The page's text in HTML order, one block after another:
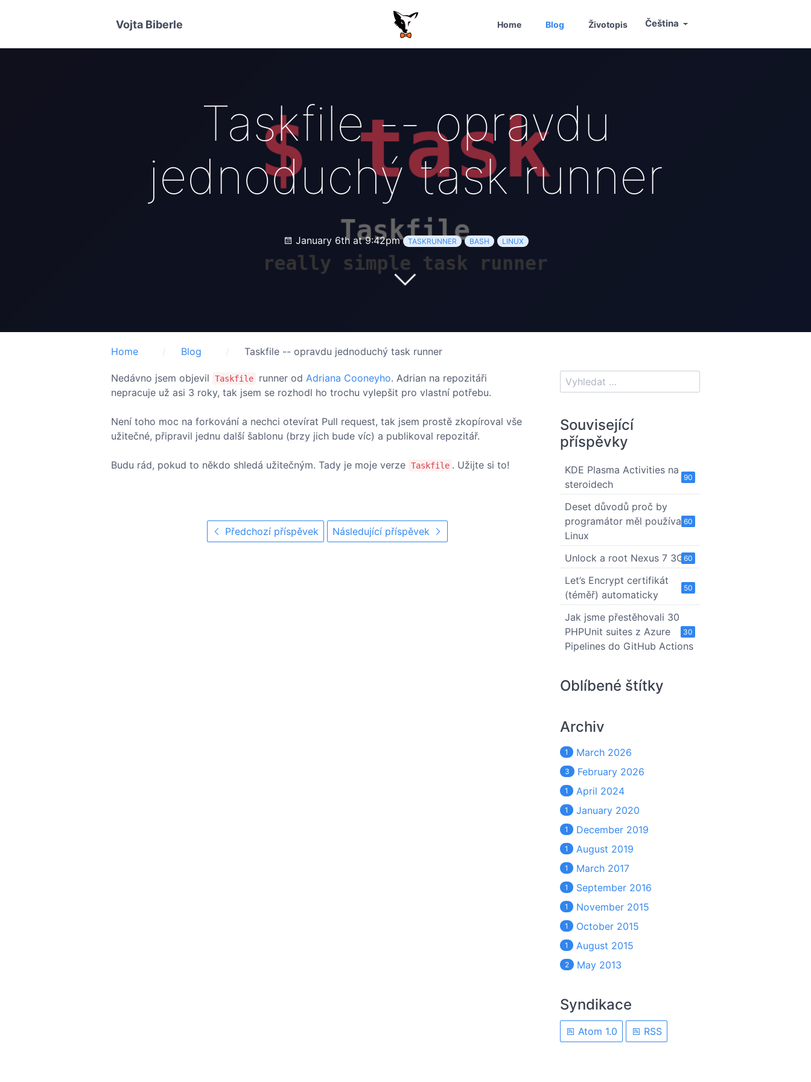
Vojta Biberle Home Blog Životopis Čeština
Taskfile -- opravdu
jednoduchý task runner
January 6th at 9:42pm TASKRUNNER BASH LINUX
Home Blog Taskfile -- opravdu jednoduchý task runner
Nedávno jsem objevil Taskfile runner od Adriana Cooneyho. Adrian na repozitáři
nepracuje už asi 3 roky, tak jsem se rozhodl ho trochu vylepšit pro vlastní potřebu.
Není toho moc na forkování a nechci otevírat Pull request, tak jsem prostě zkopíroval vše
užitečné, připravil jednu další šablonu (brzy jich bude víc) a publikoval repozitář.
Budu rád, pokud to někdo shledá užitečným. Tady je moje verze Taskfile . Užijte si to!
Předchozí příspěvek Následující příspěvek
Související
příspěvky
90
KDE Plasma Activities na
steroidech
60
Deset důvodů proč by
programátor měl používat
Linux
60
Unlock a root Nexus 7 3G
50
Let’s Encrypt certifikát
(téměř) automaticky
30
Jak jsme přestěhovali 30
PHPUnit suites z Azure
Pipelines do GitHub Actions
Oblíbené štítky
Archiv
1 March 2026
3 February 2026
1 April 2024
1 January 2020
1 December 2019
1 August 2019
1 March 2017
1 September 2016
1 November 2015
1 October 2015
1 August 2015
2 May 2013
Syndikace
Atom 1.0 RSS